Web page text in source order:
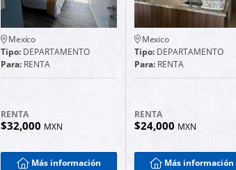
Mexico
Tipo:DEPARTAMENTO
Para:RENTA
RENTA
$32,000MXN
Más información
Mexico
Tipo:DEPARTAMENTO
Para:RENTA
RENTA
$24,000 MXN
Más información